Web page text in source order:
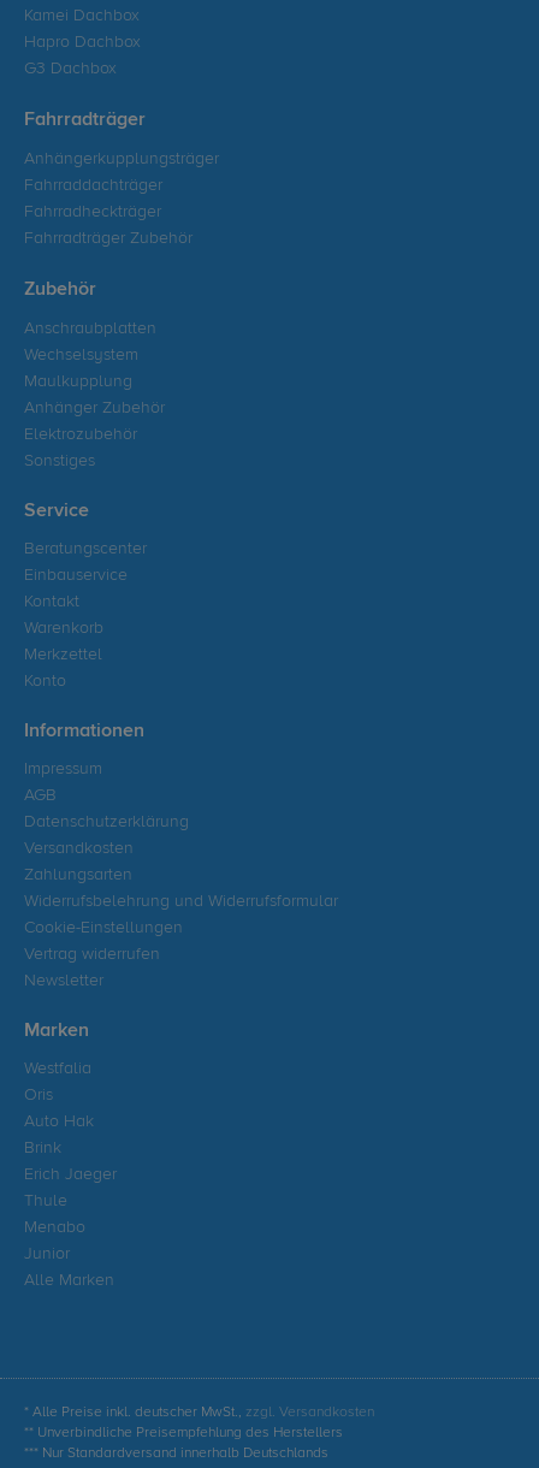
Kamei Dachbox
Hapro Dachbox
G3 Dachbox
Fahrradträger
Anhängerkupplungsträger
Fahrraddachträger
Fahrradheckträger
Fahrradträger Zubehör
Zubehör
Anschraubplatten
Wechselsystem
Maulkupplung
Anhänger Zubehör
Elektrozubehör
Sonstiges
Service
Beratungscenter
Einbauservice
Kontakt
Warenkorb
Merkzettel
Konto
Informationen
Impressum
AGB
Datenschutzerklärung
Versandkosten
Zahlungsarten
Widerrufsbelehrung und Widerrufsformular
Cookie-Einstellungen
Vertrag widerrufen
Newsletter
Marken
Westfalia
Oris
Auto Hak
Brink
Erich Jaeger
Thule
Menabo
Junior
Alle Marken
* Alle Preise inkl. deutscher MwSt., zzgl. Versandkosten
** Unverbindliche Preisempfehlung des Herstellers
*** Nur Standardversand innerhalb Deutschlands